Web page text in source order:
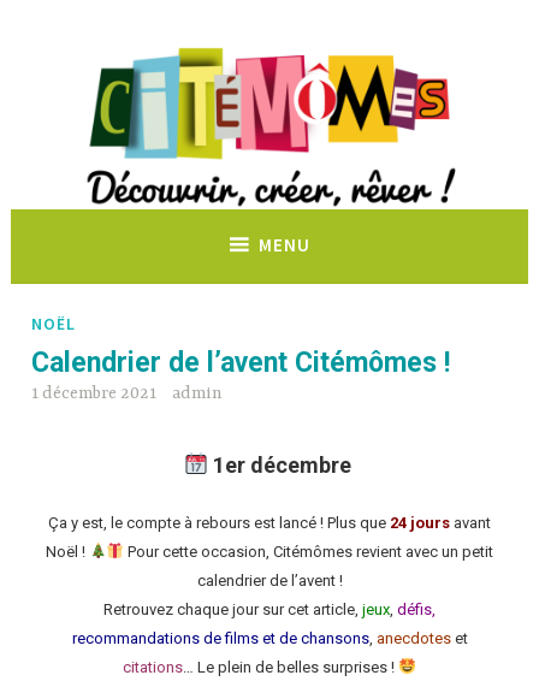
Découvrir, créer, rêver !
MENU
NOËL
Calendrier de l’avent Citémômes !
1 décembre 2021 admin
1er décembre
Ça y est, le compte à rebours est lancé ! Plus que 24 jours avant
Noël !
Pour cette occasion, Citémômes revient avec un petit
calendrier de l’avent !
Retrouvez chaque jour sur cet article, jeux défis,
recommandations de films et de chansons, anecdoteset
citations … Le plein de belles surprises !